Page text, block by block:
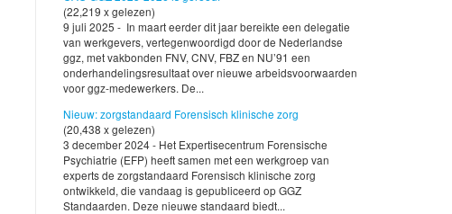
(22,219 x gelezen)
9 juli 2025 - In maart eerder dit jaar bereikte een delegatie
van werkgevers, vertegenwoordigd door de Nederlandse
ggz, met vakbonden FNV, CNV, FBZ en NU’91 een
onderhandelingsresultaat over nieuwe arbeidsvoorwaarden
voor ggz-medewerkers. De...
Nieuw: zorgstandaard Forensisch klinische zorg
(20,438 x gelezen)
3 december 2024 - Het Expertisecentrum Forensische
Psychiatrie (EFP) heeft samen met een werkgroep van
experts de zorgstandaard Forensisch klinische zorg
ontwikkeld, die vandaag is gepubliceerd op GGZ
Standaarden. Deze nieuwe standaard biedt...